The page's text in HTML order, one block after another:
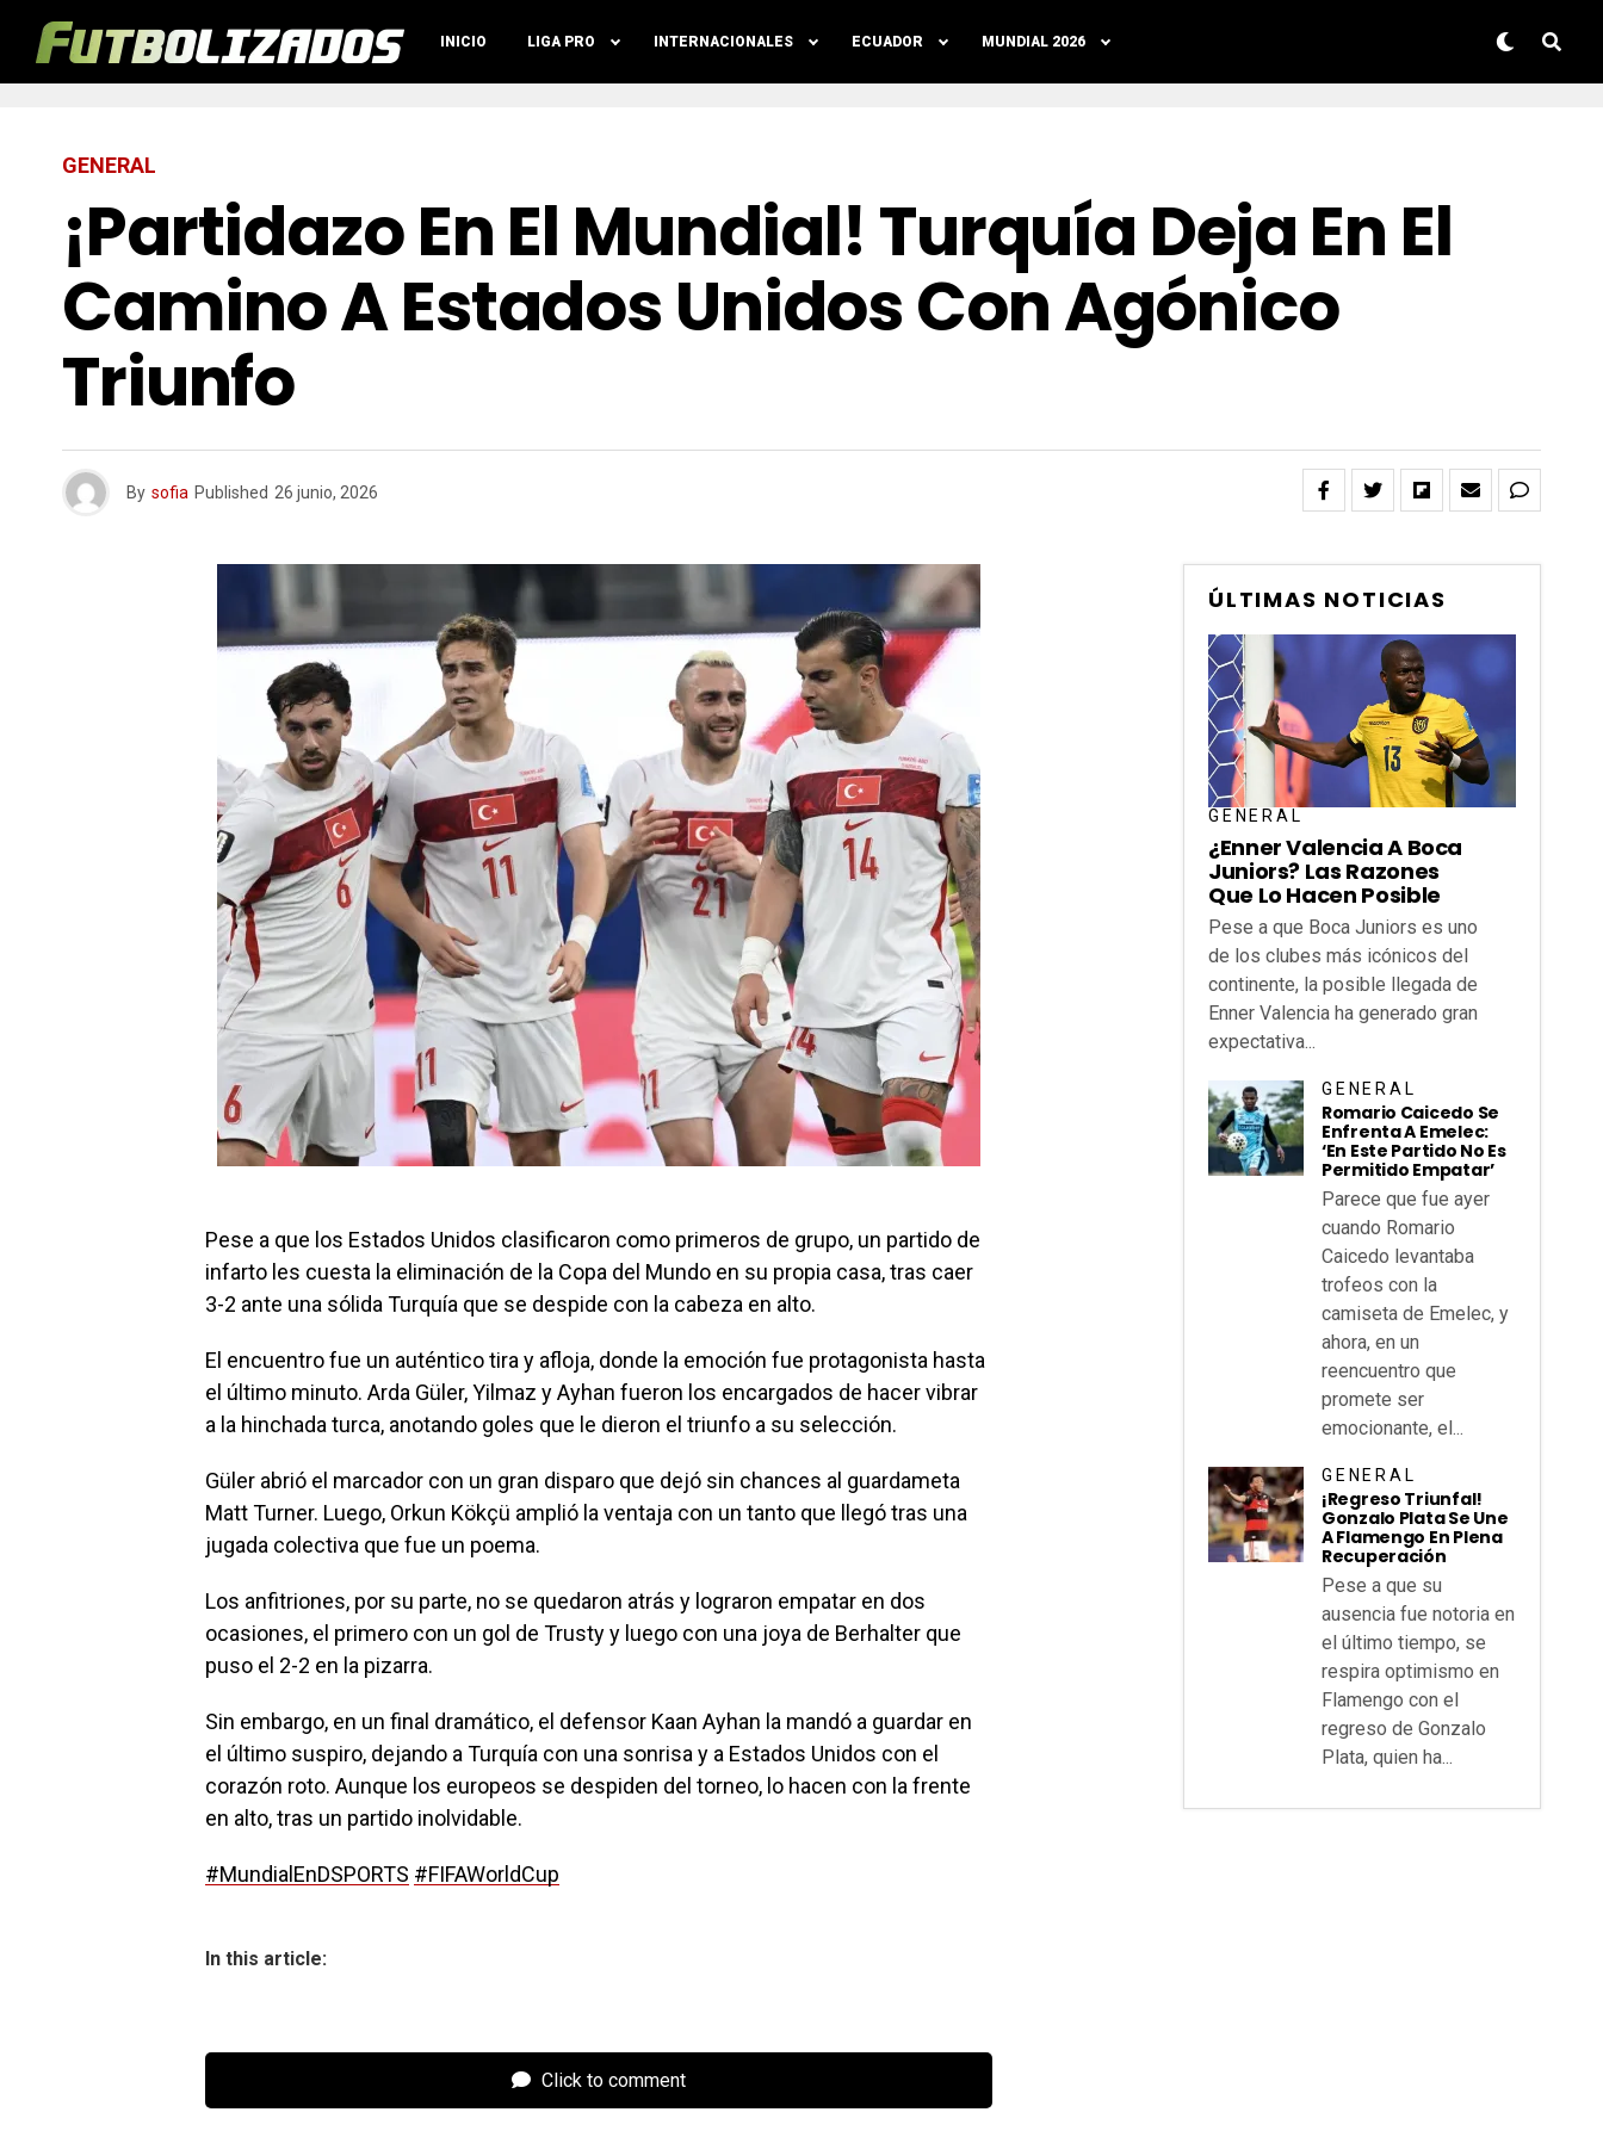
INICIO LIGA PRO INTERNACIONALES ECUADOR MUNDIAL 2026
GENERAL
¡Partidazo En El Mundial! Turquía Deja En El
Camino A Estados Unidos Con Agónico
Triunfo
By sofia Published 26 junio, 2026
Pese a que los Estados Unidos clasificaron como primeros de grupo, un partido de
infarto les cuesta la eliminación de la Copa del Mundo en su propia casa, tras caer
3-2 ante una sólida Turquía que se despide con la cabeza en alto.
El encuentro fue un auténtico tira y afloja, donde la emoción fue protagonista hasta
el último minuto. Arda Güler, Yilmaz y Ayhan fueron los encargados de hacer vibrar
a la hinchada turca, anotando goles que le dieron el triunfo a su selección.
Güler abrió el marcador con un gran disparo que dejó sin chances al guardameta
Matt Turner. Luego, Orkun Kökçü amplió la ventaja con un tanto que llegó tras una
jugada colectiva que fue un poema.
Los anfitriones, por su parte, no se quedaron atrás y lograron empatar en dos
ocasiones, el primero con un gol de Trusty y luego con una joya de Berhalter que
puso el 2-2 en la pizarra.
Sin embargo, en un final dramático, el defensor Kaan Ayhan la mandó a guardar en
el último suspiro, dejando a Turquía con una sonrisa y a Estados Unidos con el
corazón roto. Aunque los europeos se despiden del torneo, lo hacen con la frente
en alto, tras un partido inolvidable.
#MundialEnDSPORTS #FIFAWorldCup
In this article:
Click to comment
ÚLTIMAS NOTICIAS
GENERAL
¿Enner Valencia A Boca
Juniors? Las Razones
Que Lo Hacen Posible
Pese a que Boca Juniors es uno
de los clubes más icónicos del
continente, la posible llegada de
Enner Valencia ha generado gran
expectativa...
GENERAL
Romario Caicedo Se
Enfrenta A Emelec:
‘En Este Partido No Es
Permitido Empatar’
Parece que fue ayer
cuando Romario
Caicedo levantaba
trofeos con la
camiseta de Emelec, y
ahora, en un
reencuentro que
promete ser
emocionante, el...
GENERAL
¡Regreso Triunfal!
Gonzalo Plata Se Une
A Flamengo En Plena
Recuperación
Pese a que su
ausencia fue notoria en
el último tiempo, se
respira optimismo en
Flamengo con el
regreso de Gonzalo
Plata, quien ha...